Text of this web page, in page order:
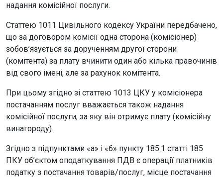
надання комісійної послуги.
Статтею 1011 Цивільного кодексу України передбачено,
що за договором комісії одна сторона (комісіонер)
зобов’язується за дорученням другої сторони
(комітента) за плату вчинити один або кілька правочинів
від свого імені, але за рахунок комітента.
При цьому згідно зі статтею 1013 ЦКУ у комісіонера
постачанням послуг вважається також надання
комісійної послуги, за яку він отримує плату (комісійну
винагороду).
Згідно з підпунктами «а» і «б» пункту 185.1 статті 185
ПКУ об’єктом оподаткування ПДВ є операції платників
податку з постачання товарів/послуг, місце постачання